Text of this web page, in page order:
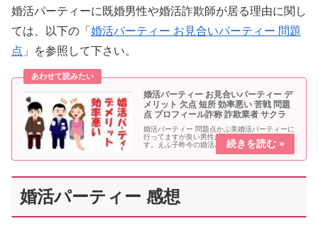
婚活パーティーに既婚男性や婚活詐欺師が居る理由に関し
ては、以下の「 婚活パーティー お見合いパーティー 問題
点 」を参照して下さい。
婚活パーティー お見合いパーティー デ
メリット 欠点 短所 効率悪い 苦戦 問題
点 プロフィール詐称 詐欺業者 サクラ
婚活パーティー 問題点かぶ美婚活パーティーに
行ってますが良い男性が見つからず苦戦中で
す。えふ子昨今の婚活パーティーは色々、問題
点が有るわね運営側の問題点参加者のチェック
がいい加減婚活女子「婚活パーティーの最大の
婚活パーティー 感想